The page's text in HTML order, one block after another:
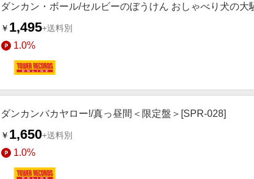
ダンカン・ボール/セルビーのぼうけん おしゃべり犬の大
￥ 1,495+送料別
1.0%
ダンカンバカヤロー!/真っ昼間＜限定盤＞[SPR-028]
￥ 1,650+送料別
1.0%